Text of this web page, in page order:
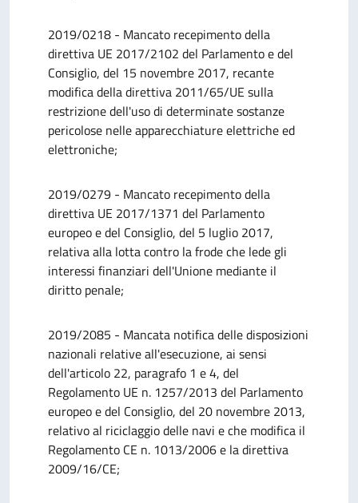
2019/0218 - Mancato recepimento della
direttiva UE 2017/2102 del Parlamento e del
Consiglio, del 15 novembre 2017, recante
modifica della direttiva 2011/65/UE sulla
restrizione dell'uso di determinate sostanze
pericolose nelle apparecchiature elettriche ed
elettroniche;
2019/0279 - Mancato recepimento della
direttiva UE 2017/1371 del Parlamento
europeo e del Consiglio, del 5 luglio 2017,
relativa alla lotta contro la frode che lede gli
interessi finanziari dell'Unione mediante il
diritto penale;
2019/2085 - Mancata notifica delle disposizioni
nazionali relative all'esecuzione, ai sensi
dell'articolo 22, paragrafo 1 e 4, del
Regolamento UE n. 1257/2013 del Parlamento
europeo e del Consiglio, del 20 novembre 2013,
relativo al riciclaggio delle navi e che modifica il
Regolamento CE n. 1013/2006 e la direttiva
2009/16/CE;